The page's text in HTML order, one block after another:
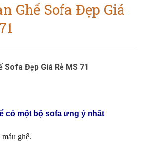
Ghế Sofa Đẹp Giá
Sofa Đẹp Giá Rẻ MS 71
có một bộ sofa ưng ý nhất
mẫu ghế.